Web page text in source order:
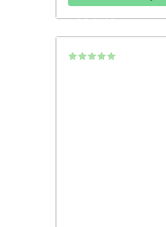
836,48Р